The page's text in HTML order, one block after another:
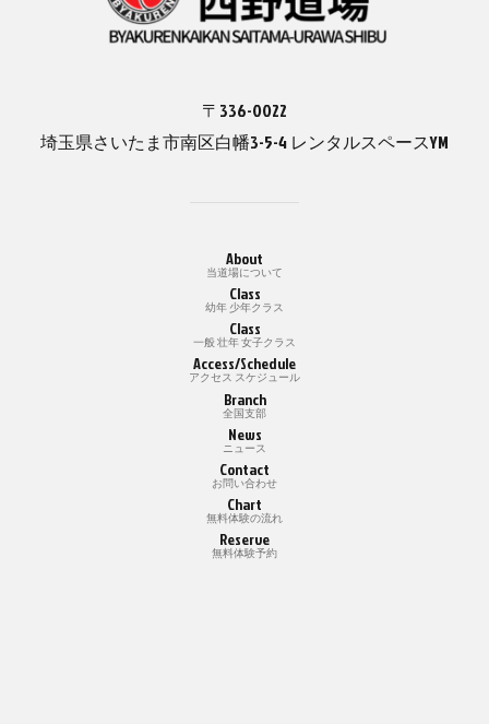
〒336-0022
埼玉県さいたま市南区白幡3-5-4 レンタルスペースYM
About
当道場について
Class
幼年 少年クラス
Class
一般 壮年 女子クラス
Access/Schedule
アクセス スケジュール
Branch
全国支部
News
ニュース
Contact
お問い合わせ
Chart
無料体験の流れ
Reserve
無料体験予約